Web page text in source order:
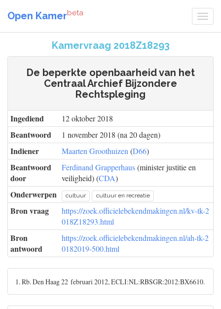
Open Kamerbeta
Kamervraag 2018Z18293
De beperkte openbaarheid van het
Centraal Archief Bijzondere
Rechtspleging
Ingediend 12 oktober 2018
Beantwoord 1 november 2018 (na 20 dagen)
Indiener Maarten Groothuizen (D66)
Beantwoord
door
Ferdinand Grapperhaus(minister justitie en
veiligheid) (CDA)
Onderwerpen cultuur cultuur en recreatie
Bron vraag
https://zoek.officielebekendmakingen.nl/kv-tk-2
018Z18293.html
Bron
antwoord
https://zoek.officielebekendmakingen.nl/ah-tk-2
0182019-500.html
1. Rb. Den Haag 22 februari 2012, ECLI:NL:RBSGR:2012:BX6610.